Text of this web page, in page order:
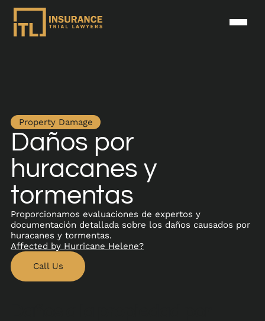
Property Damage
Daños por
huracanes y
tormentas
Proporcionamos evaluaciones de expertos y
documentación detallada sobre los daños causados por
huracanes y tormentas.
Affected by Hurricane Helene?
Call Us